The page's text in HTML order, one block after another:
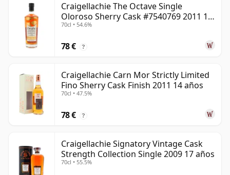
Craigellachie The Octave Single
Oloroso Sherry Cask #7540769 2011 13
años
70cl • 54.6%
78 € ?
Craigellachie Carn Mor Strictly Limited
Fino Sherry Cask Finish 2011 14 años
70cl • 47.5%
78 € ?
Craigellachie Signatory Vintage Cask
Strength Collection Single 2009 17 años
70cl • 55.5%